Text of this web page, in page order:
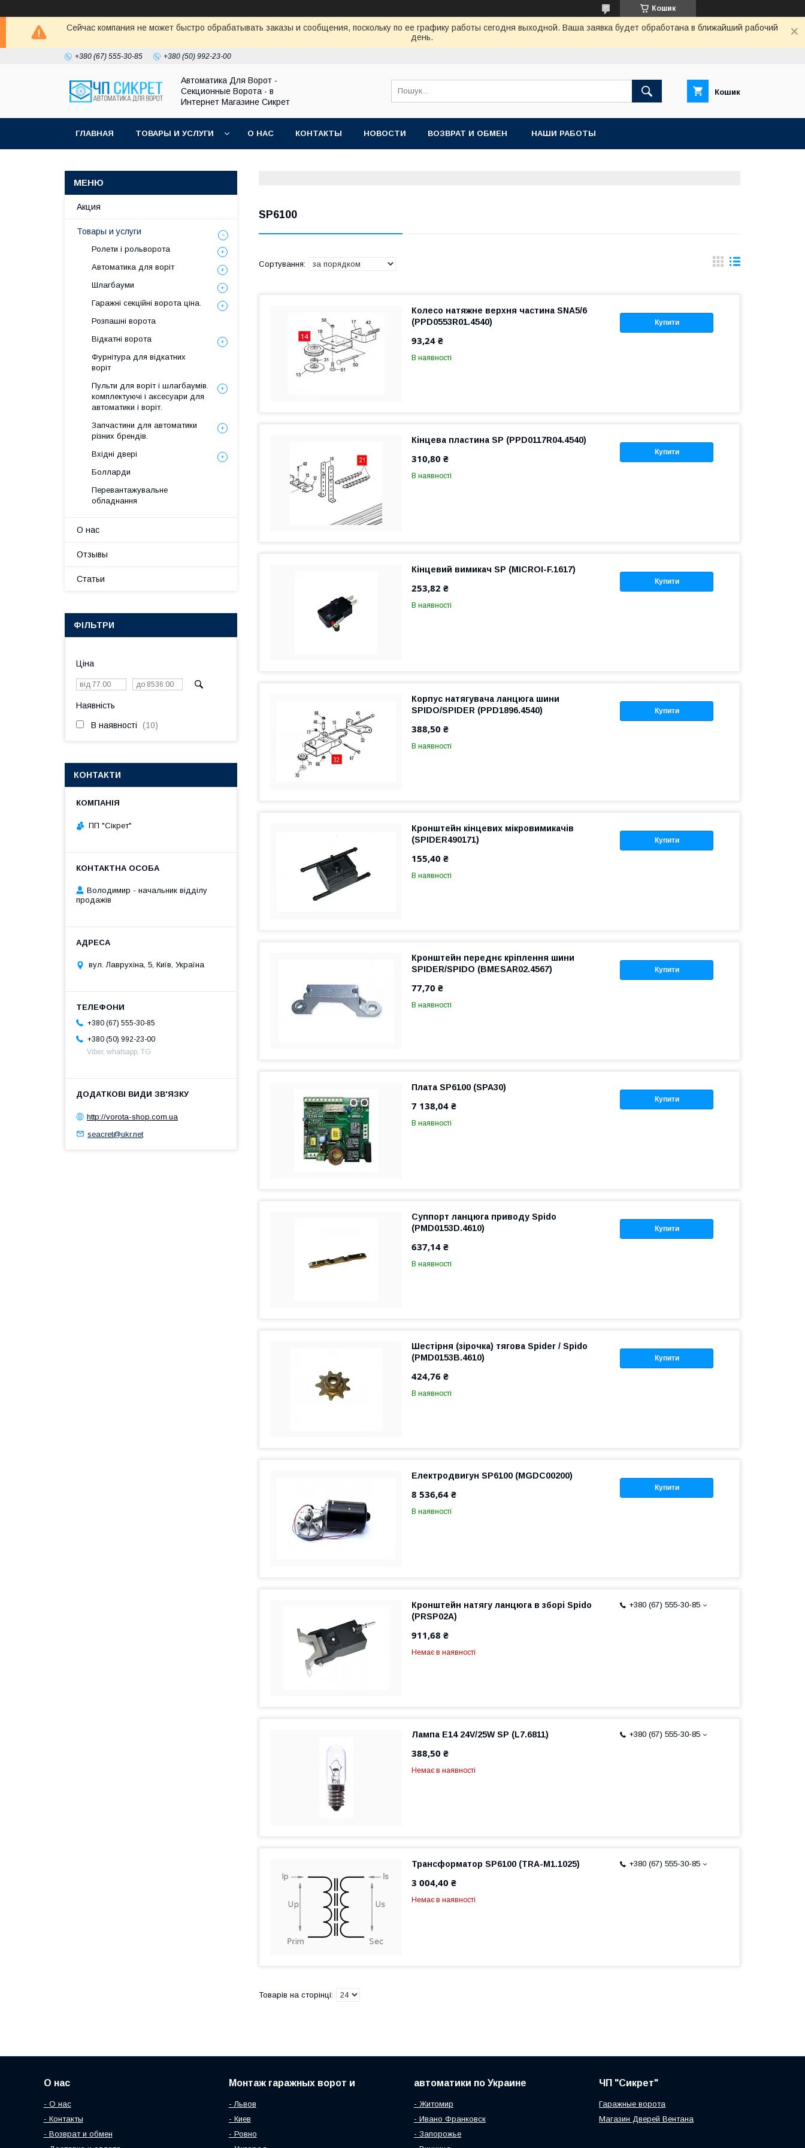
Кошик
Сейчас компания не может быстро обрабатывать заказы и сообщения, поскольку по ее графику работы сегодня выходной. Ваша заявка будет обработана в ближайший рабочий
день.
+380 (67) 555-30-85 +380 (50) 992-23-00
Автоматика Для Ворот -
Секционные Ворота - в
Интернет Магазине Сикрет
Кошик
ГЛАВНАЯ ТОВАРЫ И УСЛУГИ О НАС КОНТАКТЫ НОВОСТИ ВОЗВРАТ И ОБМЕН НАШИ РАБОТЫ
SP6100
Купити
Колесо натяжне верхня частина SNA5/6
(PPD0553R01.4540)
93,24 ₴
В наявності
Купити
Кінцева пластина SP (PPD0117R04.4540)
310,80 ₴
В наявності
Купити
Кінцевий вимикач SP (MICROI-F.1617)
253,82 ₴
В наявності
Купити
Корпус натягувача ланцюга шини
SPIDO/SPIDER (PPD1896.4540)
388,50 ₴
В наявності
Купити
Кронштейн кінцевих мікровимикачів
(SPIDER490171)
155,40 ₴
В наявності
Купити
Кронштейн переднє кріплення шини
SPIDER/SPIDO (BMESAR02.4567)
77,70 ₴
В наявності
Купити
Плата SP6100 (SPA30)
7 138,04 ₴
В наявності
Купити
Суппорт ланцюга приводу Spido
(PMD0153D.4610)
637,14 ₴
В наявності
Купити
Шестірня (зірочка) тягова Spider / Spido
(PMD0153B.4610)
424,76 ₴
В наявності
Купити
Електродвигун SP6100 (MGDC00200)
8 536,64 ₴
В наявності
+380 (67) 555-30-85
Кронштейн натягу ланцюга в зборі Spido
(PRSP02A)
911,68 ₴
Немає в наявності
+380 (67) 555-30-85
Лампа E14 24V/25W SP (L7.6811)
388,50 ₴
Немає в наявності
+380 (67) 555-30-85
Трансформатор SP6100 (TRA-M1.1025)
3 004,40 ₴
Немає в наявності
Акция
Товары и услуги
Ролети і рольворота
Автоматика для воріт
Шлагбауми
Гаражні секційні ворота ціна.
Розпашні ворота
Відкатні ворота
Фурнітура для відкатних
воріт
Пульти для воріт і шлагбаумів.
комплектуючі і аксесуари для
автоматики і воріт.
Запчастини для автоматики
різних брендів.
Вхідні двері
Болларди
Перевантажувальне
обладнання
О нас
Отзывы
Статьи
ФІЛЬТРИ
Ціна
Наявність
В наявності 10
КОНТАКТИ
ПП "Сікрет"
Володимир - начальник відділу
продажів
вул. Лаврухіна, 5, Київ, Україна
+380 (67) 555-30-85
+380 (50) 992-23-00
Viber, whatsapp, TG
http://vorota-shop.com.ua
seacret@ukr.net
О нас
- О нас
- Контакты
- Возврат и обмен
Монтаж гаражных ворот и
- Львов
- Киев
- Ровно
автоматики по Украине
- Житомир
- Ивано Франковск
- Запорожье
ЧП "Сикрет"
Гаражные ворота
Магазин Дверей Вентана